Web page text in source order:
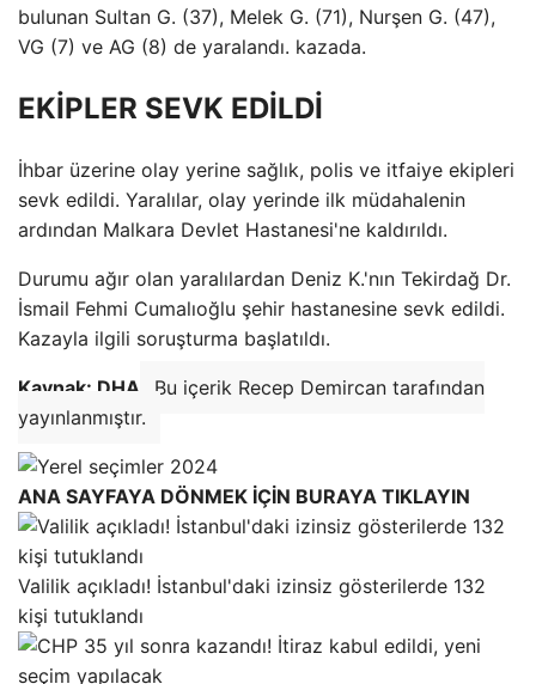
bulunan Sultan G. (37), Melek G. (71), Nurşen G. (47),
VG (7) ve AG (8) de yaralandı. kazada.
EKİPLER SEVK EDİLDİ
İhbar üzerine olay yerine sağlık, polis ve itfaiye ekipleri
sevk edildi. Yaralılar, olay yerinde ilk müdahalenin
ardından Malkara Devlet Hastanesi'ne kaldırıldı.
Durumu ağır olan yaralılardan Deniz K.'nın Tekirdağ Dr.
İsmail Fehmi Cumalıoğlu şehir hastanesine sevk edildi.
Kazayla ilgili soruşturma başlatıldı.
Kaynak: DHA
Bu içerik Recep Demircan tarafından
yayınlanmıştır.
ANA SAYFAYA DÖNMEK İÇİN BURAYA TIKLAYIN
Valilik açıkladı! İstanbul'daki izinsiz gösterilerde 132
kişi tutuklandı